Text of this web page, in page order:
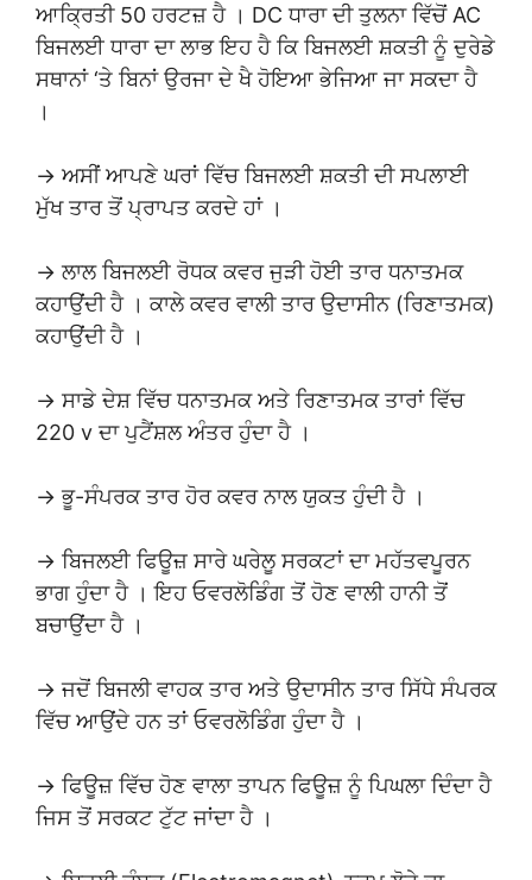
ਆਕ੍ਰਿਤੀ 50 ਹਰਟਜ਼ ਹੈ । DC ਧਾਰਾ ਦੀ ਤੁਲਨਾ ਵਿੱਚੋਂ AC
ਬਿਜਲਈ ਧਾਰਾ ਦਾ ਲਾਭ ਇਹ ਹੈ ਕਿ ਬਿਜਲਈ ਸ਼ਕਤੀ ਨੂੰ ਦੁਰੇਡੇ
ਸਥਾਨਾਂ ‘ਤੇ ਬਿਨਾਂ ਉਰਜਾ ਦੇ ਖੈ ਹੋਇਆ ਭੇਜਿਆ ਜਾ ਸਕਦਾ ਹੈ
।
→ ਅਸੀਂ ਆਪਣੇ ਘਰਾਂ ਵਿੱਚ ਬਿਜਲਈ ਸ਼ਕਤੀ ਦੀ ਸਪਲਾਈ
ਮੁੱਖ ਤਾਰ ਤੋਂ ਪ੍ਰਾਪਤ ਕਰਦੇ ਹਾਂ ।
→ ਲਾਲ ਬਿਜਲਈ ਰੋਧਕ ਕਵਰ ਜੁੜੀ ਹੋਈ ਤਾਰ ਧਨਾਤਮਕ
ਕਹਾਉਂਦੀ ਹੈ । ਕਾਲੇ ਕਵਰ ਵਾਲੀ ਤਾਰ ਉਦਾਸੀਨ (ਰਿਣਾਤਮਕ)
ਕਹਾਉਂਦੀ ਹੈ ।
→ ਸਾਡੇ ਦੇਸ਼ ਵਿੱਚ ਧਨਾਤਮਕ ਅਤੇ ਰਿਣਾਤਮਕ ਤਾਰਾਂ ਵਿੱਚ
220 v ਦਾ ਪੁਟੈਂਸ਼ਲ ਅੰਤਰ ਹੁੰਦਾ ਹੈ ।
→ ਭੂ-ਸੰਪਰਕ ਤਾਰ ਹੋਰ ਕਵਰ ਨਾਲ ਯੁਕਤ ਹੁੰਦੀ ਹੈ ।
→ ਬਿਜਲਈ ਫਿਊਜ਼ ਸਾਰੇ ਘਰੇਲੂ ਸਰਕਟਾਂ ਦਾ ਮਹੱਤਵਪੂਰਨ
ਭਾਗ ਹੁੰਦਾ ਹੈ । ਇਹ ਓਵਰਲੋਡਿੰਗ ਤੋਂ ਹੋਣ ਵਾਲੀ ਹਾਨੀ ਤੋਂ
ਬਚਾਉਂਦਾ ਹੈ ।
→ ਜਦੋਂ ਬਿਜਲੀ ਵਾਹਕ ਤਾਰ ਅਤੇ ਉਦਾਸੀਨ ਤਾਰ ਸਿੱਧੇ ਸੰਪਰਕ
ਵਿੱਚ ਆਉਂਦੇ ਹਨ ਤਾਂ ਓਵਰਲੋਡਿੰਗ ਹੁੰਦਾ ਹੈ ।
→ ਫਿਊਜ਼ ਵਿੱਚ ਹੋਣ ਵਾਲਾ ਤਾਪਨ ਫਿਊਜ਼ ਨੂੰ ਪਿਘਲਾ ਦਿੰਦਾ ਹੈ
ਜਿਸ ਤੋਂ ਸਰਕਟ ਟੁੱਟ ਜਾਂਦਾ ਹੈ ।